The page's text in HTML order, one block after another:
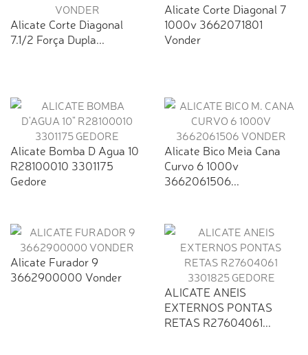
Alicate Corte Diagonal
7.1/2 Força Dupla...
Alicate Corte Diagonal 7
1000v 3662071801
Vonder
Alicate Bomba D Agua 10
R28100010 3301175
Gedore
Alicate Bico Meia Cana
Curvo 6 1000v
3662061506...
Alicate Furador 9
3662900000 Vonder
ALICATE ANEIS
EXTERNOS PONTAS
RETAS R27604061...